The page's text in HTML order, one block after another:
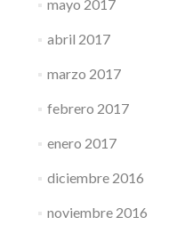
mayo 2017
abril 2017
marzo 2017
febrero 2017
enero 2017
diciembre 2016
noviembre 2016